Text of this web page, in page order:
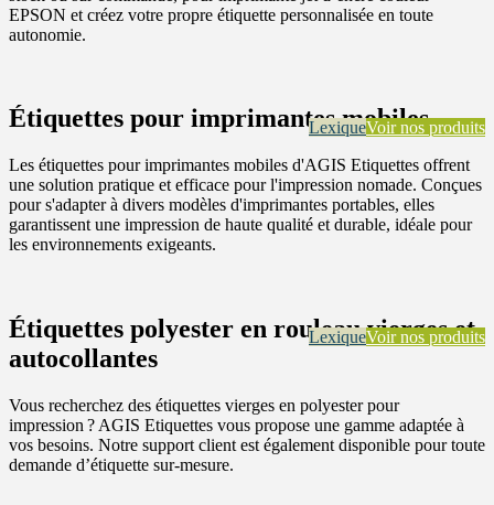
EPSON et créez votre propre étiquette personnalisée en toute
autonomie.
LexiqueVoir nos produits
Étiquettes pour imprimantes mobiles
Les étiquettes pour imprimantes mobiles d'AGIS Etiquettes offrent
une solution pratique et efficace pour l'impression nomade. Conçues
pour s'adapter à divers modèles d'imprimantes portables, elles
garantissent une impression de haute qualité et durable, idéale pour
les environnements exigeants.
LexiqueVoir nos produits
Étiquettes polyester en rouleau vierges et
autocollantes
Vous recherchez des étiquettes vierges en polyester pour
impression ? AGIS Etiquettes vous propose une gamme adaptée à
vos besoins. Notre support client est également disponible pour toute
demande d’étiquette sur-mesure.